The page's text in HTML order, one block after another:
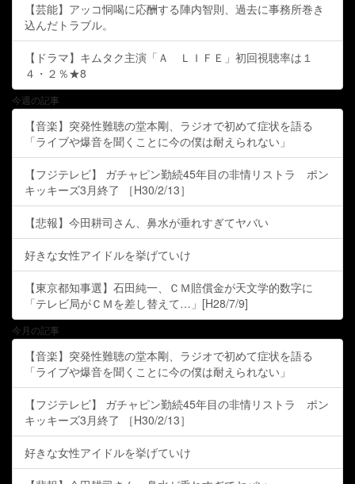
【芸能】アッコ恫喝に応酬する陣内智則、過去に事務所巻き
込んだトラブル。
【ドラマ】キムタク主演「Ａ ＬＩＦＥ」初回視聴率は１
４・２％★8
今週の記事
【音楽】突発性難聴の堂本剛、ラジオで初めて症状を語る
「ライブや爆音を聞くことに今の僕は耐えられない」
【フジテレビ】 ガチャピン勤続45年目の非情リストラ ポン
キッキーズ3月終了 ［H30/2/13］
【悲報】今田耕司さん、鼻水が垂れすぎてヤバい
好きな女性アイドルを挙げていけ
【東京都知事選】石田純一、ＣＭ賠償金が天文学的数字に
「テレビ局がＣＭを差し替えて…」[H28/7/9]
今月の記事
【音楽】突発性難聴の堂本剛、ラジオで初めて症状を語る
「ライブや爆音を聞くことに今の僕は耐えられない」
【フジテレビ】 ガチャピン勤続45年目の非情リストラ ポン
キッキーズ3月終了 ［H30/2/13］
好きな女性アイドルを挙げていけ